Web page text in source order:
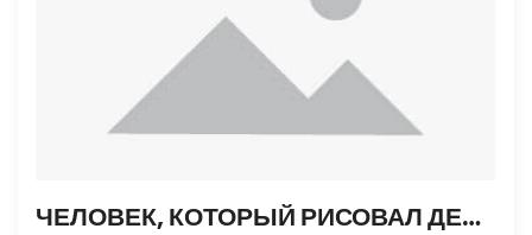
ЧЕЛОВЕК, КОТОРЫЙ РИСОВАЛ ДЕНЬГИ